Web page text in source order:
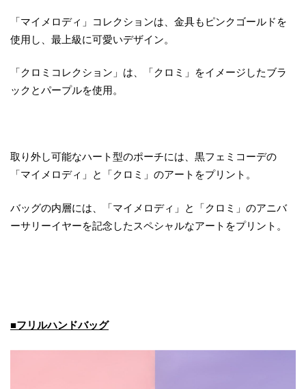
「マイメロディ」コレクションは、金具もピンクゴールドを
使用し、最上級に可愛いデザイン。
「クロミコレクション」は、「クロミ」をイメージしたブラ
ックとパープルを使用。
取り外し可能なハート型のポーチには、黒フェミコーデの
「マイメロディ」と「クロミ」のアートをプリント。
バッグの内層には、「マイメロディ」と「クロミ」のアニバ
ーサリーイヤーを記念したスペシャルなアートをプリント。
■フリルハンドバッグ